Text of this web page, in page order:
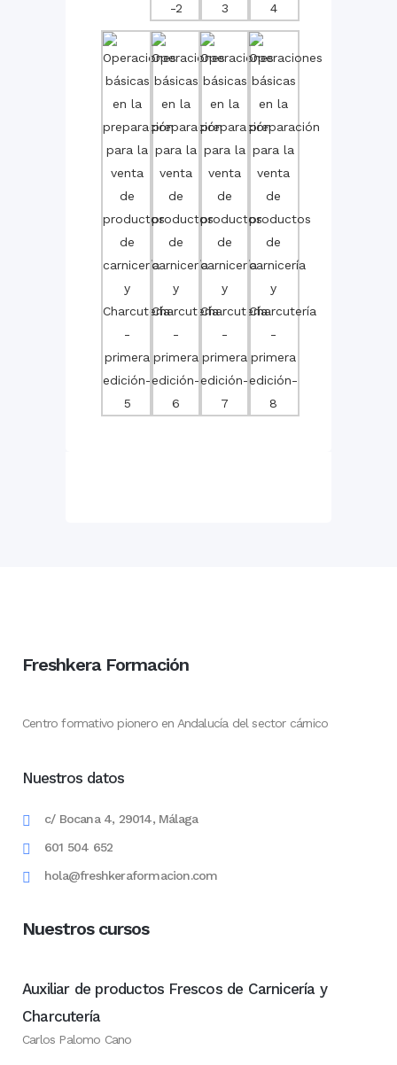
Freshkera Formación
Centro formativo pionero en Andalucía del sector cárnico
Nuestros datos
c/ Bocana 4, 29014, Málaga
601 504 652
hola@freshkeraformacion.com
Nuestros cursos
Auxiliar de productos Frescos de Carnicería y
Charcutería
Carlos Palomo Cano